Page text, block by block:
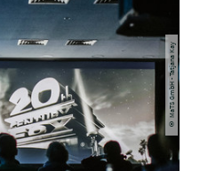
© MaTS GmbH - Tatjana Kay